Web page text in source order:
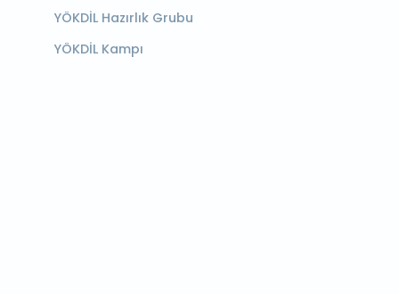
YÖKDİL Hazırlık Grubu
YÖKDİL Kampı